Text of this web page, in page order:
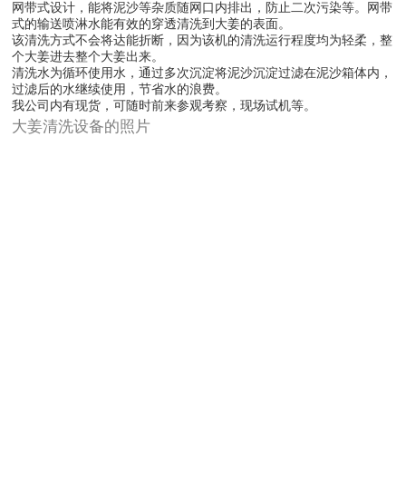
网带式设计，能将泥沙等杂质随网口内排出，防止二次污染等。网带
式的输送喷淋水能有效的穿透清洗到大姜的表面。
该清洗方式不会将达能折断，因为该机的清洗运行程度均为轻柔，整
个大姜进去整个大姜出来。
清洗水为循环使用水，通过多次沉淀将泥沙沉淀过滤在泥沙箱体内，
过滤后的水继续使用，节省水的浪费。
我公司内有现货，可随时前来参观考察，现场试机等。
大姜清洗设备的照片